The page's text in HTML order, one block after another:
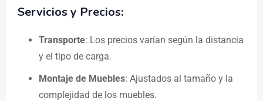
Servicios y Precios:
Transporte: Los precios varían según la distancia
y el tipo de carga.
Montaje de Muebles: Ajustados al tamaño y la
complejidad de los muebles.